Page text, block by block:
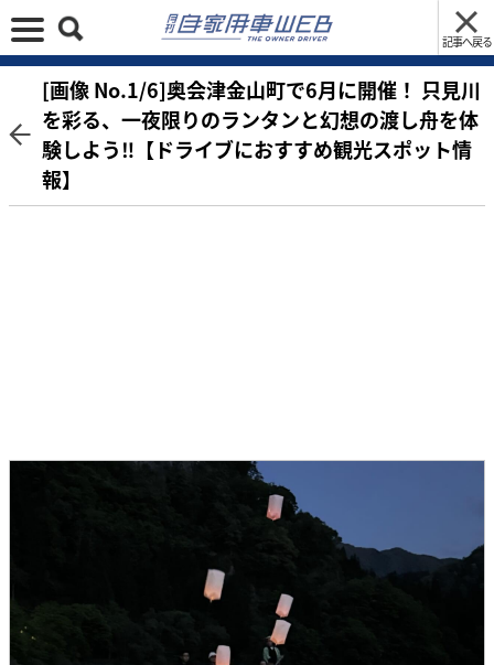
記事へ戻る
[画像 No.1/6]奥会津金山町で6月に開催！ 只見川
を彩る、一夜限りのランタンと幻想の渡し舟を体
験しよう‼【ドライブにおすすめ観光スポット情
報】